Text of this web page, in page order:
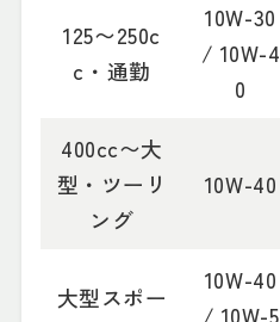
125〜250c
c・通勤
10W-30
/ 10W-4
0
400cc〜大
型・ツーリ
ング
10W-40
大型スポー
10W-40
/ 10W-5